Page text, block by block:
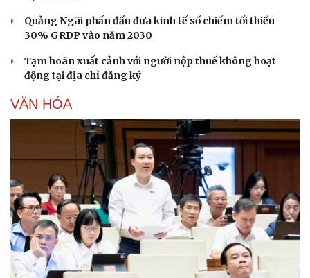
Quảng Ngãi phấn đấu đưa kinh tế số chiếm tối thiểu
30% GRDP vào năm 2030
Tạm hoãn xuất cảnh với người nộp thuế không hoạt
động tại địa chỉ đăng ký
VĂN HÓA